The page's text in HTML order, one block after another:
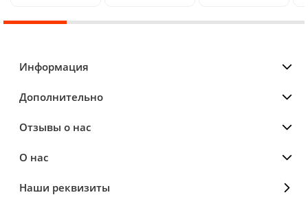
Информация
Дополнительно
Отзывы о нас
О нас
Наши реквизиты